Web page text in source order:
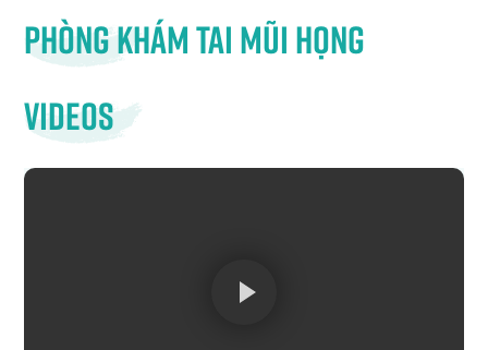
Phòng khám tai mũi họng
Videos